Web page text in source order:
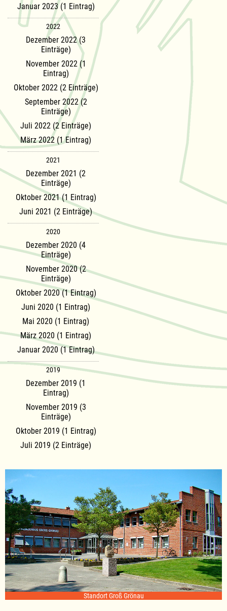
Januar 2023 (1 Eintrag)
2022
Dezember 2022 (3
Einträge)
November 2022 (1
Eintrag)
Oktober 2022 (2 Einträge)
September 2022 (2
Einträge)
Juli 2022 (2 Einträge)
März 2022 (1 Eintrag)
2021
Dezember 2021 (2
Einträge)
Oktober 2021 (1 Eintrag)
Juni 2021 (2 Einträge)
2020
Dezember 2020 (4
Einträge)
November 2020 (2
Einträge)
Oktober 2020 (1 Eintrag)
Juni 2020 (1 Eintrag)
Mai 2020 (1 Eintrag)
März 2020 (1 Eintrag)
Januar 2020 (1 Eintrag)
2019
Dezember 2019 (1
Eintrag)
November 2019 (3
Einträge)
Oktober 2019 (1 Eintrag)
Juli 2019 (2 Einträge)
Standort Groß Grönau